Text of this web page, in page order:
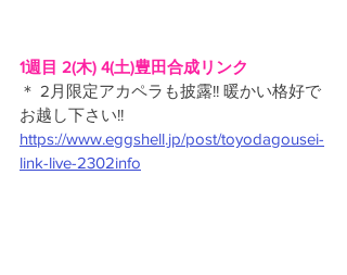
1週目 2(木) 4(土)豊田合成リンク
＊ 2月限定アカペラも披露!! 暖かい格好で
お越し下さい!!
https://www.eggshell.jp/post/toyodagousei-
link-live-2302info